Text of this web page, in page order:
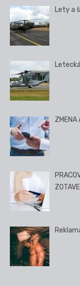
Lety a
ZMENA